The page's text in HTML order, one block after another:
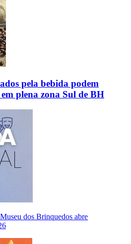
pela bebida podem
plena zona Sul de BH
dos Brinquedos abre